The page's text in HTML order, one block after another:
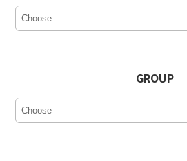
GROUP